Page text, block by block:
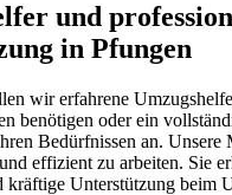
und
in Pfungen
wir erfahrene
benötigen oder ein
Bedürfnissen an. Unsere
effizient zu arbeiten. Sie
kräftige Unterstützung beim